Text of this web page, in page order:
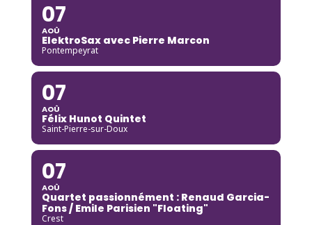
07
AOÛ
ElektroSax avec Pierre Marcon
Pontempeyrat
07
AOÛ
Félix Hunot Quintet
Saint-Pierre-sur-Doux
07
AOÛ
Quartet passionnément : Renaud Garcia-
Fons / Emile Parisien "Floating"
Crest